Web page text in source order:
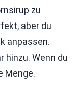
zu
aber du
anpassen.
hinzu. Wenn du
Menge.